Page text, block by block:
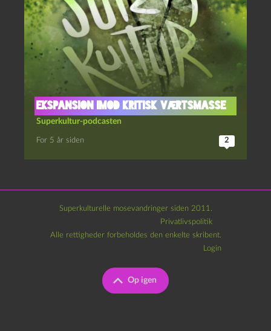
Ekspansion imod kritisk værtsmasse
Superkultur-podcasten
For 5 år siden 2
Superkulturelle mosevandringer siden 2011.
Privatlivspolitik
Op igen
Alle rettigheder forbeholdes den enkelte skribent.
Login